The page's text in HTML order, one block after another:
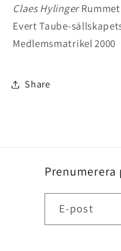
Claes Hylinger
Evert Taube-
Medlemsmatrikel 2000
Share
E-post